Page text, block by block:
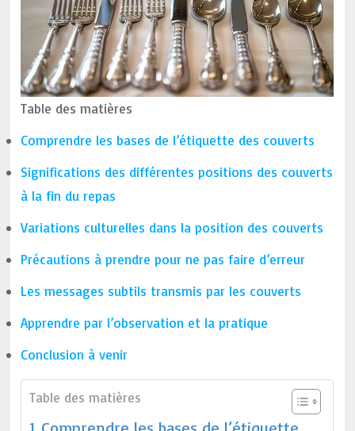
Table des matières
Comprendre les bases de l’étiquette des couverts
Significations des différentes positions des couverts
à la fin du repas
Variations culturelles dans la position des couverts
Précautions à prendre pour ne pas faire d’erreur
Les messages subtils transmis par les couverts
Apprendre par l’observation et la pratique
Conclusion à venir
Table des matières